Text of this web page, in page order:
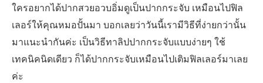
ใครอยากได้ปากสวยอวบอิ่มดูเป็นปากกระจับ เหมือนไปฟิล
เลอร์ให้คุณหมอปั้นมา บอกเลยว่าวันนี้เรามีวิธีที่ง่ายกว่านั้น
มาแนะนำกันค่ะ เป็นวิธีทาลิปปากกระจับแบบง่ายๆ ใช้
เทคนิคนิดเดียว ก็ได้ปากกระจับเหมือนไปเติมฟิลเลอร์มาเลย
ค่ะ